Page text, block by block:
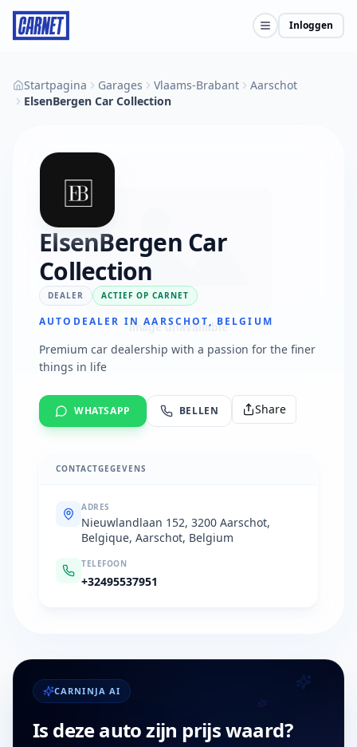
Inloggen
Startpagina Garages Vlaams-Brabant
Aarschot
ElsenBergen Car Collection
ElsenBergen Car
Collection
DEALER ACTIEF OP CARNET
AUTODEALER IN AARSCHOT, BELGIUM
Premium car dealership with a passion for the finer
things in life
WHATSAPP BELLEN Share
CONTACTGEGEVENS
ADRES
Nieuwlandlaan 152, 3200 Aarschot,
Belgique, Aarschot, Belgium
TELEFOON
+32495537951
CARNINJA AI
Is deze auto zijn prijs waard?